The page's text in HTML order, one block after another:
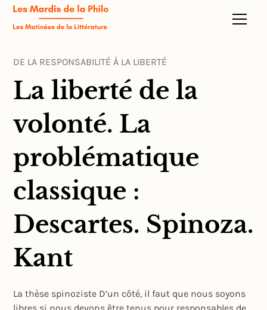
DE LA RESPONSABILITÉ À LA LIBERTÉ
La liberté de la
volonté. La
problématique
classique :
Descartes. Spinoza.
Kant
La thèse spinoziste D’un côté, il faut que nous soyons